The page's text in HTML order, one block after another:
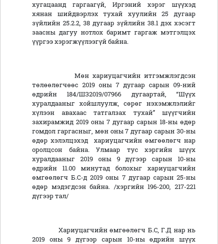
хугацаанд гаргаагүй, Иргэний хэрэг шүүхэд
хянан шийдвэрлэх тухай хуулийн 25 дугаар
зүйлийн 25.2.2, 38 дугаар зүйлийн 38.1 дэх хэсэгт
заасны дагуу нотлох баримт гаргаж мэтгэлцэх
үүргээ хэрэгжүүлээгүй байна.
Мөн хариуцагчийн итгэмжлэгдсэн
төлөөлөгчөөс 2019 оны 7 дугаар сарын 09-ний
өдрийн 184/ШЗ2019/07966 дугаартай, “Шүүх
хуралдааныг хойшлуулж, сөрөг нэхэмжлэлийг
хүлээн авахаас татгалзах тухай” шүүгчийн
захирамжид 2019 оны 7 дугаар сарын 18-ны өдөр
гомдол гаргасныг, мөн оны 7 дугаар сарын 30-ны
өдөр хэлэлцэхэд хариуцагчийн өмгөөлөгч нар
оролцсон байна. Улмаар тус хэргийн шүүх
хуралдааныг 2019 оны 9 дүгээр сарын 10-ны
өдрийн 11.00 минутад болохыг хариуцагчийн
өмгөөлөгч Б.С-д 2019 оны 7 дугаар сарын 25-ны
өдөр мэдэгдсэн байна. /хэргийн 196-200, 217-221
дүгээр тал/
Хариуцагчийн өмгөөлөгч Б.С, Г.Д нар нь
2019 оны 9 дүгээр сарын 10-ны өдрийн шүүх